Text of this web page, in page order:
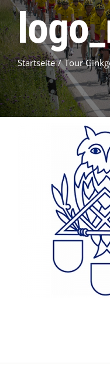
Startseite / Tour